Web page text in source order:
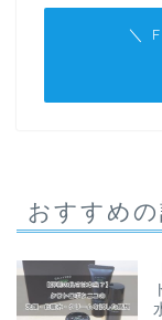
＼
おすすめ